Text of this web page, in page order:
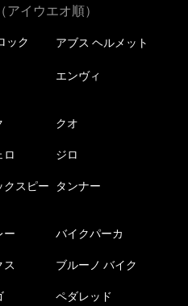
イウエオ順）
ック アブス ヘルメット
エンヴィ
クオ
ロ ジロ
クスピー
タンナー
ー バイクパーカ
ス ブルーノ バイク
ペダレッド